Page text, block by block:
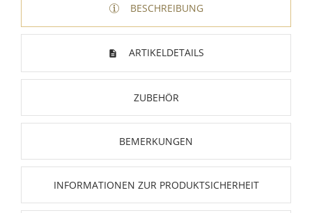
BESCHREIBUNG
ARTIKELDETAILS
ZUBEHÖR
BEMERKUNGEN
INFORMATIONEN ZUR PRODUKTSICHERHEIT